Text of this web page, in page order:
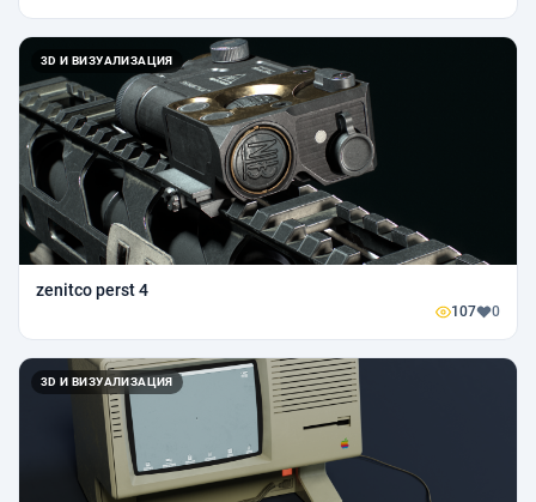
3D И ВИЗУАЛИЗАЦИЯ
zenitco perst 4
107 0
3D И ВИЗУАЛИЗАЦИЯ